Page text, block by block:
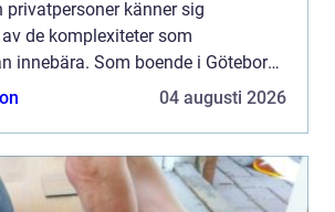
privatpersoner känner sig
de komplexiteter som
innebära. Som boende i Göteborg
04 augusti 2026